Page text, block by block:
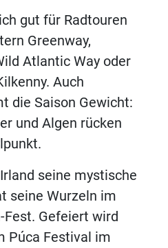
gut für Radtouren
Greenway,
Atlantic Way oder
Auch
die Saison Gewicht:
und Algen rücken
seine mystische
seine Wurzeln im
Gefeiert wird
Púca Festival im